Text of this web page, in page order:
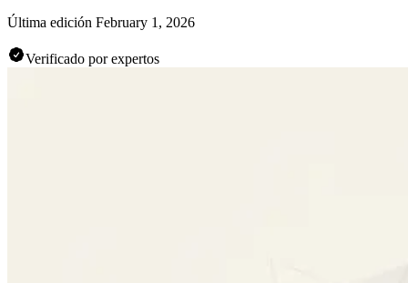
Última edición February 1, 2026
Verificado por expertos